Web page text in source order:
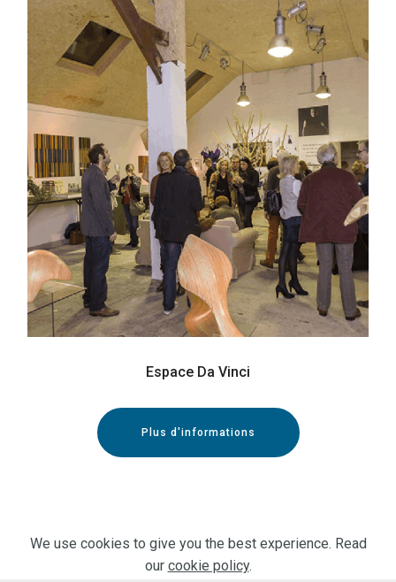
Espace Da Vinci
Plus d'informations
We use cookies to give you the best experience. Read
our cookie policy.